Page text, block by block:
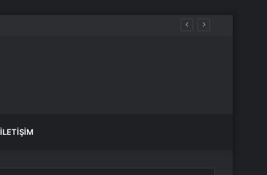
İLETIŞIM